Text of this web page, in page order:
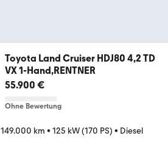
Toyota Land Cruiser HDJ80 4,2 TD
VX 1-Hand,RENTNER
55.900 €
Ohne Bewertung
149.000 km • 125 kW (170 PS) • Diesel